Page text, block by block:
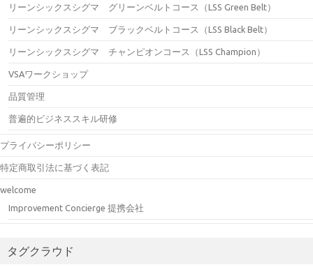
リーンシックスシグマ グリーンベルトコース（LSS Green Belt）
リーンシックスシグマ ブラックベルトコース（LSS Black Belt）
リーンシックスシグマ チャンピオンコース（LSS Champion）
VSAワークショップ
品質管理
普遍的ビジネススキル研修
プライバシーポリシー
特定商取引法に基づく表記
welcome
Improvement Concierge 提携会社
タグクラウド